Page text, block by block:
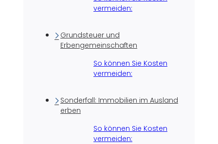
vermeiden:
Grundsteuer und
Erbengemeinschaften
So können Sie Kosten
vermeiden:
Sonderfall: Immobilien im Ausland
erben
So können Sie Kosten
vermeiden: